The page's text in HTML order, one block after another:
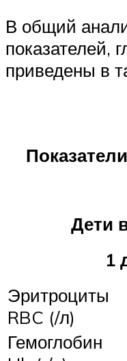
В общий
показателей,
приведены в
Дети
1
Эритроциты
RBC (/л)
Гемоглобин